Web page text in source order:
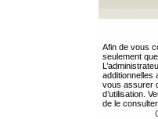
Afin de vous
seulement
additionnelles
vous assurer
d’utilisation.
de le consulter.